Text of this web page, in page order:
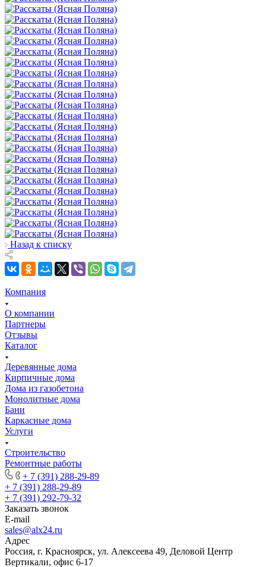
Назад к списку
Компания
О компании
Партнеры
Отзывы
Каталог
Деревянные дома
Кирпичные дома
Дома из газобетона
Монолитные дома
Бани
Каркасные дома
Услуги
Строительство
Ремонтные работы
+ 7 (391) 288-29-89
+ 7 (391) 288-29-89
+ 7 (391) 292-79-32
Заказать звонок
E-mail
sales@alx24.ru
Адрес
Россия, г. Красноярск, ул. Алексеева 49, Деловой Центр
Вертикали, офис 6-17